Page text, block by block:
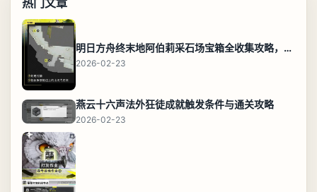
明日方舟终末地阿伯莉采石场宝箱全收集攻略，全点位分布图与路线
2026-02-23
燕云十六声法外狂徒成就触发条件与通关攻略
2026-02-23